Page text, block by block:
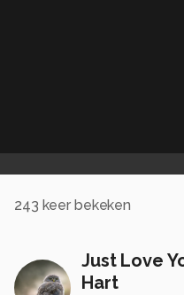
243 keer bekeken
Just Love
Hart